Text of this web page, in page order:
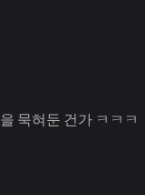
묵혀둔 건가 ㅋㅋㅋ